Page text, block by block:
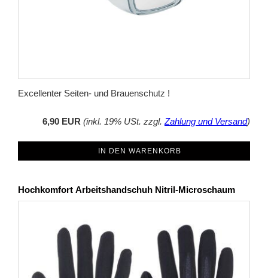
Excellenter Seiten- und Brauenschutz !
6,90 EUR (inkl. 19% USt. zzgl. Zahlung und Versand)
IN DEN WARENKORB
Hochkomfort Arbeitshandschuh Nitril-Microschaum